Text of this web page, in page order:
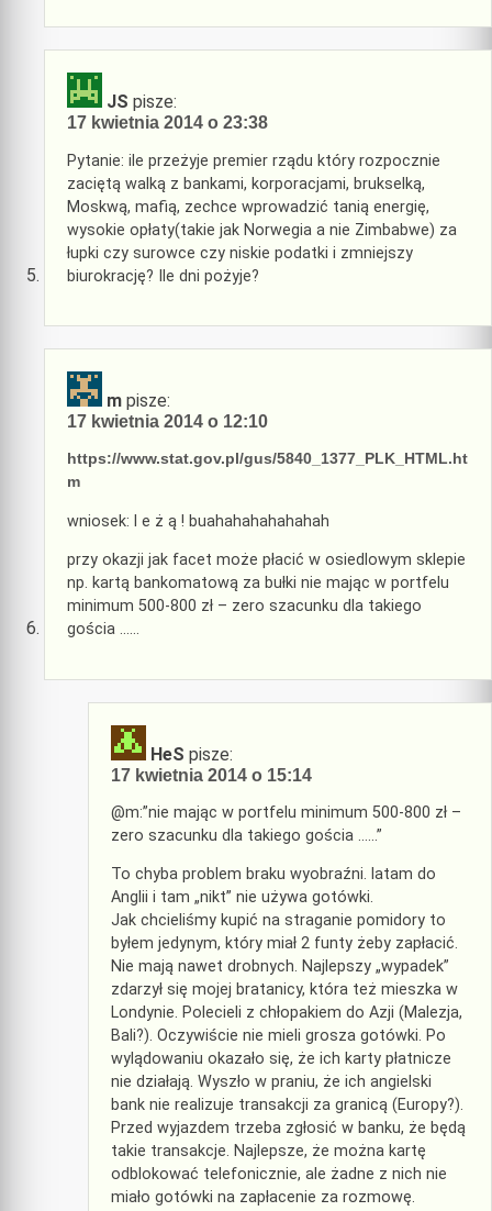
JS pisze:
17 kwietnia 2014 o 23:38
Pytanie: ile przeżyje premier rządu który rozpocznie
zaciętą walką z bankami, korporacjami, brukselką,
Moskwą, mafią, zechce wprowadzić tanią energię,
wysokie opłaty(takie jak Norwegia a nie Zimbabwe) za
łupki czy surowce czy niskie podatki i zmniejszy
biurokrację? Ile dni pożyje?
m pisze:
17 kwietnia 2014 o 12:10
https://www.stat.gov.pl/gus/5840_1377_PLK_HTML.ht
m
wniosek: l e ż ą ! buahahahahahahah
przy okazji jak facet może płacić w osiedlowym sklepie
np. kartą bankomatową za bułki nie mając w portfelu
minimum 500-800 zł – zero szacunku dla takiego
gościa ……
HeS pisze:
17 kwietnia 2014 o 15:14
@m:”nie mając w portfelu minimum 500-800 zł –
zero szacunku dla takiego gościa ……”
To chyba problem braku wyobraźni. latam do
Anglii i tam „nikt” nie używa gotówki.
Jak chcieliśmy kupić na straganie pomidory to
byłem jedynym, który miał 2 funty żeby zapłacić.
Nie mają nawet drobnych. Najlepszy „wypadek”
zdarzył się mojej bratanicy, która też mieszka w
Londynie. Polecieli z chłopakiem do Azji (Malezja,
Bali?). Oczywiście nie mieli grosza gotówki. Po
wylądowaniu okazało się, że ich karty płatnicze
nie działają. Wyszło w praniu, że ich angielski
bank nie realizuje transakcji za granicą (Europy?).
Przed wyjazdem trzeba zgłosić w banku, że będą
takie transakcje. Najlepsze, że można kartę
odblokować telefonicznie, ale żadne z nich nie
miało gotówki na zapłacenie za rozmowę.